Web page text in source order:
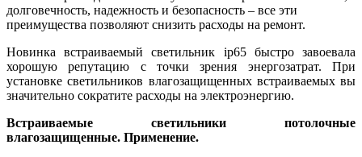
долговечность, надежность и безопасность – все эти
преимущества позволяют снизить расходы на ремонт.
Новинка встраиваемый светильник ip65 быстро завоевала
хорошую репутацию с точки зрения энергозатрат. При
установке светильников влагозащищенных встраиваемых вы
значительно сократите расходы на электроэнергию.
Встраиваемые светильники потолочные
влагозащищенные. Применение.